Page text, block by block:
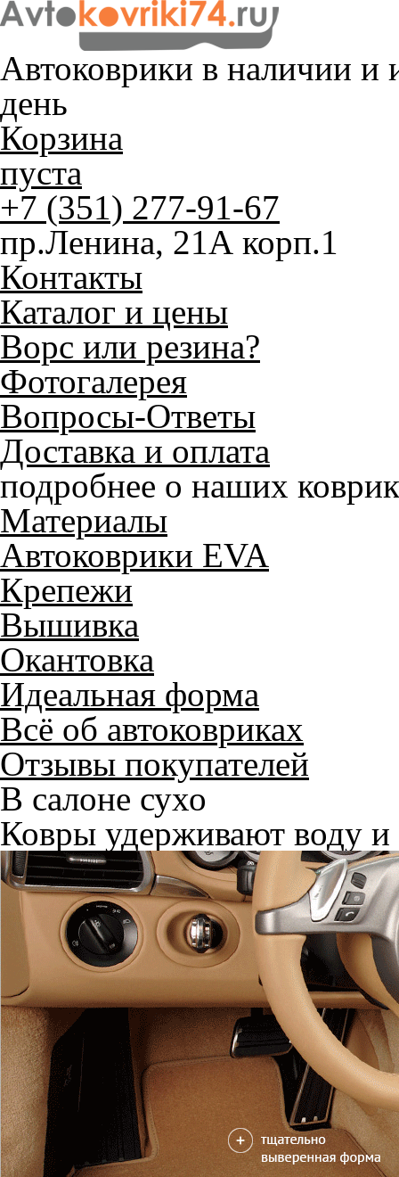
Автоковрики в наличии и
день
Корзина
пуста
+7 (351) 277-91-67
пр.Ленина, 21А корп.1
Контакты
Каталог и цены
Ворс или резина?
Фотогалерея
Вопросы-Ответы
Доставка и оплата
подробнее о наших
Материалы
Автоковрики EVA
Крепежи
Вышивка
Окантовка
Идеальная форма
Всё об автоковриках
Отзывы покупателей
В салоне сухо
Ковры удерживают воду и